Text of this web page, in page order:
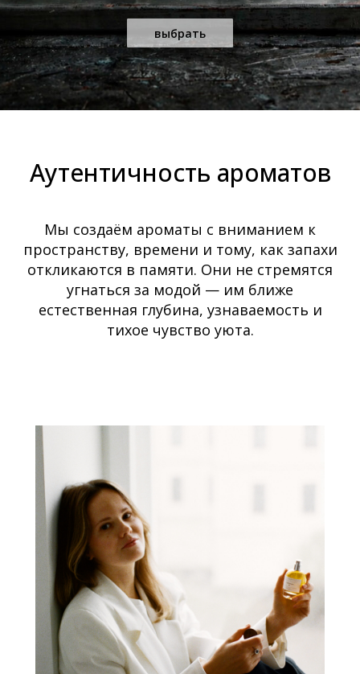
выбрать
Аутентичность ароматов
Мы создаём ароматы с вниманием к
пространству, времени и тому, как запахи
откликаются в памяти. Они не стремятся
угнаться за модой — им ближе
естественная глубина, узнаваемость и
тихое чувство уюта.